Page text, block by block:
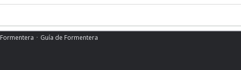
Formentera Guía de Formentera